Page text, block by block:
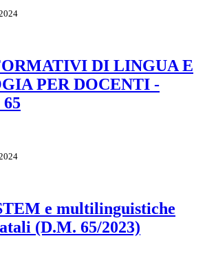
DI LINGUA E
PER DOCENTI -
e multilinguistiche
(D.M. 65/2023)